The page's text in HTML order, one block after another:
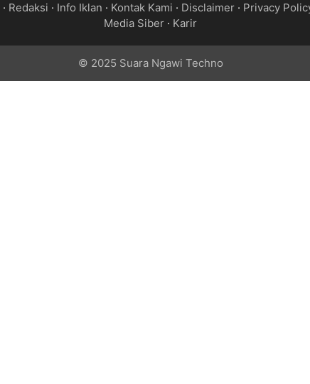
· Redaksi · Info Iklan · Kontak Kami · Disclaimer · Privacy
Media Siber · Karir
© 2025 Suara Ngawi Techno